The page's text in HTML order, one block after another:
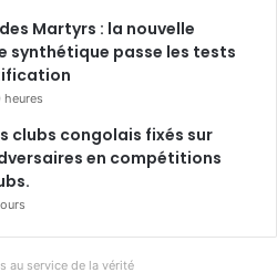
Martyrs : la nouvelle
synthétique passe les tests
heures
clubs congolais fixés sur
en compétitions
au service de la vérité